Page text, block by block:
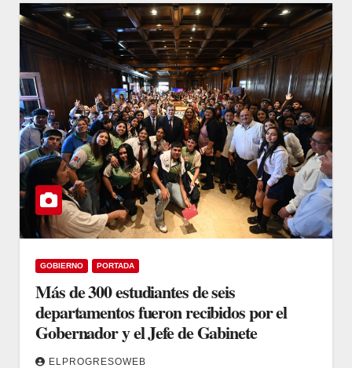
GOBIERNO PORTADA
Más de 300 estudiantes de seis
departamentos fueron recibidos por el
Gobernador y el Jefe de Gabinete
ELPROGRESOWEB